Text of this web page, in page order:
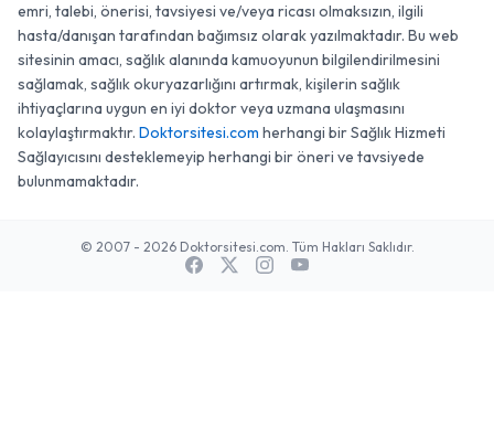
emri, talebi, önerisi, tavsiyesi ve/veya ricası olmaksızın, ilgili
hasta/danışan tarafından bağımsız olarak yazılmaktadır. Bu web
sitesinin amacı, sağlık alanında kamuoyunun bilgilendirilmesini
sağlamak, sağlık okuryazarlığını artırmak, kişilerin sağlık
ihtiyaçlarına uygun en iyi doktor veya uzmana ulaşmasını
kolaylaştırmaktır. Doktorsitesi.com herhangi bir Sağlık Hizmeti
Sağlayıcısını desteklemeyip herhangi bir öneri ve tavsiyede
bulunmamaktadır.
© 2007 - 2026 Doktorsitesi.com. Tüm Hakları Saklıdır.